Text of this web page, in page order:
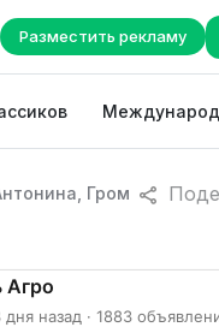
Разместить рекламу
Гром
Агро
назад · 1883